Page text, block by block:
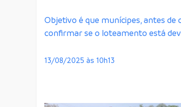
Objetivo é que munícipes, antes
confirmar se o loteamento está
13/08/2025 às 10h13